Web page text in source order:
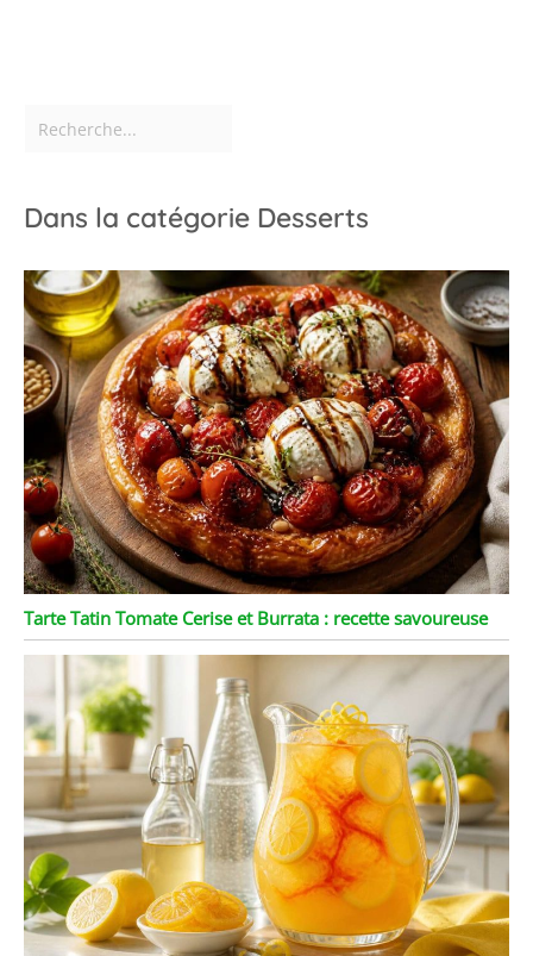
Dans la catégorie Desserts
Tarte Tatin Tomate Cerise et Burrata : recette savoureuse